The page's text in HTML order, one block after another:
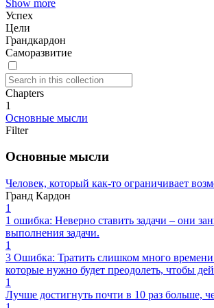
Show more
Успех
Цели
Грандкардон
Саморазвитие
Chapters
1
Основные мысли
Filter
Основные мысли
Человек, который как-то ограничивает
Гранд Кардон
1
1 ошибка: Неверно ставить задачи – они
выполнения задачи.
1
3 Ошибка: Тратить слишком много времени
которые нужно будет преодолеть, чтобы
1
Лучше достигнуть почти в 10 раз больше,